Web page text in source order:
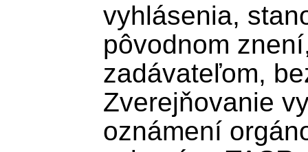
vyhlásenia,
pôvodnom
zadávateľom,
Zverejňovanie
oznámení